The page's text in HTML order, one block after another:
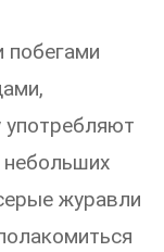
журавли